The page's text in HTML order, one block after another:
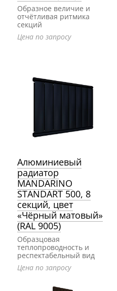
Образное величие и
отчётливая ритмика
секций
Цена по запросу
Алюминиевый
радиатор
MANDARINO
STANDART 500, 8
секций, цвет
«Чёрный матовый»
(RAL 9005)
Образцовая
теплопроводность и
респектабельный вид
Цена по запросу